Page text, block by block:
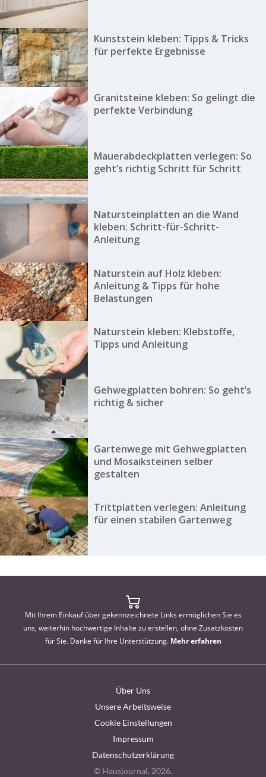
Kunststein kleben: Tipps & Tricks
für perfekte Ergebnisse
Granitsteine kleben: So gelingt die
perfekte Verbindung
Mauerabdeckplatten verlegen: So
geht’s richtig Schritt für Schritt
Natursteinplatten an die Wand
kleben: Schritt-für-Schritt-
Anleitung
Naturstein auf Holz kleben:
Anleitung & Tipps für hohe
Belastungen
Naturstein kleben: Klebstoffe,
Tipps und Anleitung
Gehwegplatten bohren: So geht’s
richtig & sicher
Gartenwege mit Gehwegplatten
und Mosaiksteinen selber
gestalten
Trittplatten verlegen: Anleitung
für einen stabilen Gartenweg
Mit Ihrem Einkauf über gekennzeichnete Links ermöglichen Sie es
uns, weiterhin hochwertige Inhalte zu erstellen, ohne Zusatzkosten
für Sie. Danke für Ihre Unterstützung. Mehr erfahren
Über Uns
Unsere Arbeitsweise
Cookie Einstellungen
Impressum
Datenschutzerklärung
© Hausjournal, 2026.